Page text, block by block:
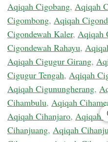
Aqiqah Cigobang, Aqiqah
Cigombong, Aqiqah
Cigondewah Kaler, Aqiqah
Cigondewah Rahayu,
Aqiqah Cigugur Girang,
Cigugur Tengah, Aqiqah
Aqiqah Cigunungherang,
Cihambulu, Aqiqah
Aqiqah Cihanjaro, Aqiqah
Cihanjuang, Aqiqah